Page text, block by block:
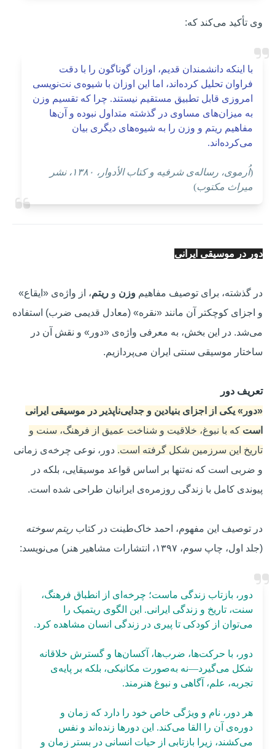
وی تأکید می‌کند که:
با اینکه دانشمندان قدیم، اوزان گوناگون را با دقت
فراوان تحلیل کرده‌اند، اما این اوزان با شیوه‌ی نت‌نویسی
امروزی قابل تطبیق مستقیم نیستند. چرا که تقسیم وزن
به میزان‌های مساوی در گذشته متداول نبوده و آن‌ها
مفاهیم ریتم و وزن را به شیوه‌های دیگری بیان
می‌کرده‌اند.
(
اُرموی، رساله‌ی شرفیه و کتاب الأدوار، ۱۳۸۰، نشر
میراث مکتوب)
دور در موسیقی ایرانی
در گذشته، برای توصیف مفاهیم وزن و ریتم، از واژه‌ی «ایقاع»
و اجزای کوچکتر آن مانند «نقره» (معادل قدیمی ضرب) استفاده
می‌شد. در این بخش، به معرفی واژه‌ی «دور» و نقش آن در
ساختار موسیقی سنتی ایران می‌پردازیم.
تعریف دور
«دور» یکی از اجزای بنیادین و جدایی‌ناپذیر در موسیقی ایرانی
است که با نبوغ، خلاقیت و شناخت عمیق از فرهنگ، سنت و
تاریخ این سرزمین شکل گرفته است. دور، نوعی چرخه‌ی زمانی
و ضربی است که نه‌تنها بر اساس قواعد موسیقایی، بلکه در
پیوندی کامل با زندگی روزمره‌ی ایرانیان طراحی شده است.
در توصیف این مفهوم، احمد خاک‌طینت در کتاب ریتم سوخته
(جلد اول، چاپ سوم، ۱۳۹۷، انتشارات مشاهیر هنر) می‌نویسد:
دور، بازتاب زندگی ماست؛ چرخه‌ای از انطباق فرهنگ،
سنت، تاریخ و زندگی ایرانی. این الگوی ریتمیک را
می‌توان از کودکی تا پیری در زندگی انسان مشاهده کرد.
دور، با حرکت‌ها، ضرب‌ها، آکسان‌ها و گسترش خلاقانه
شکل می‌گیرد—نه به‌صورت مکانیکی، بلکه بر پایه‌ی
تجربه، علم، آگاهی و نبوغ هنرمند.
هر دور، نام و ویژگی خاص خود را دارد که زمان و
دوره‌ی آن را القا می‌کند. این دورها زنده‌اند و نفس
می‌کشند، زیرا بازتابی از حیات انسانی در بستر زمان و